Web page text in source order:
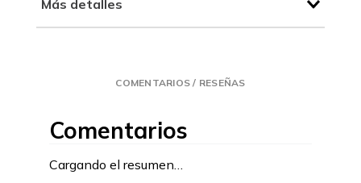
Más detalles
COMENTARIOS / RESEÑAS
Comentarios
Cargando el resumen…